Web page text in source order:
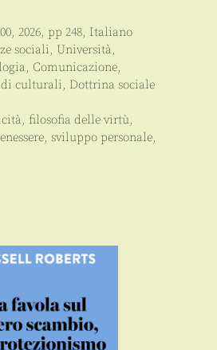
, 2026, pp 248, Italiano
sociali, Università,
, Comunicazione,
culturali, Dottrina sociale
, filosofia delle virtù,
, sviluppo personale,